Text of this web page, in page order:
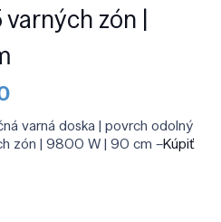
zón |
Aktuálna
je:
€405.90.
varná doska | povrch odolný
zón | 9800 W | 90 cm –Kúpiť